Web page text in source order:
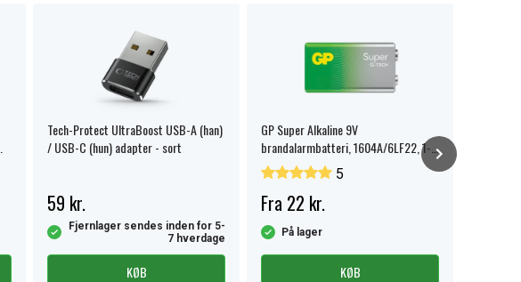
Tech-Protect UltraBoost USB-A (han)
/ USB-C (hun) adapter - sort
59 kr.
Fjernlager sendes inden for 5-
7 hverdage
KØB
GP Super Alkaline 9V
brandalarmbatteri, 1604A/6LF22, 1-
pak.
5
Fra 22 kr.
På lager
KØB